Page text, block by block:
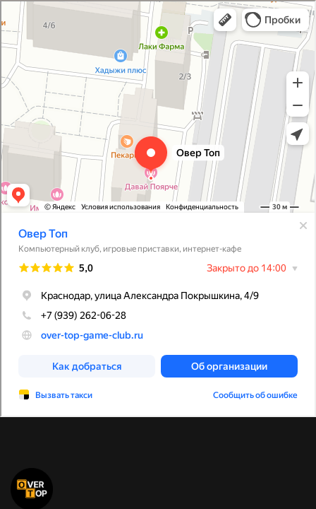
Овер Топ
Компьютерный клуб в Краснодаре
Развлекательный центр в Краснодаре